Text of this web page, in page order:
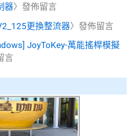
器〉發佈留言
更換整流器〉發佈留言
JoyToKey-萬能搖桿模擬
言